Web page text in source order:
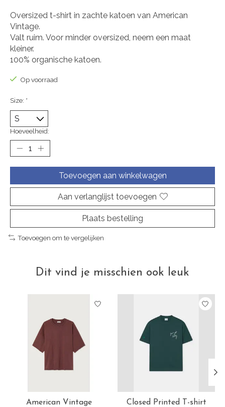
Oversized t-shirt in zachte katoen van American
Vintage.
Valt ruim. Voor minder oversized, neem een maat
kleiner.
100% organische katoen.
Op voorraad
Size: *
Hoeveelheid:
Toevoegen aan winkelwagen
Aan verlanglijst toevoegen
Plaats bestelling
Toevoegen om te vergelijken
Dit vind je misschien ook leuk
Items van productcarrousel
American Vintage
Closed Printed T-shirt